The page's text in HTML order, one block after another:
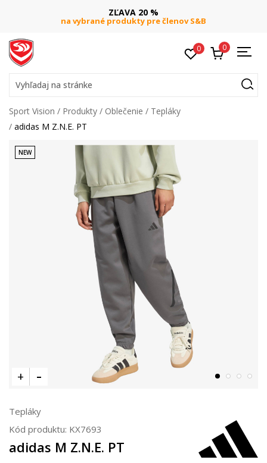
ZĽAVA 20 %
na vybrané produkty pre členov S&B
0 0
Vyhľadaj na stránke
Sport Vision Produkty Oblečenie
Tepláky
adidas M Z.N.E. PT
NEW
Tepláky
Kód produktu: KX7693
adidas M Z.N.E. PT